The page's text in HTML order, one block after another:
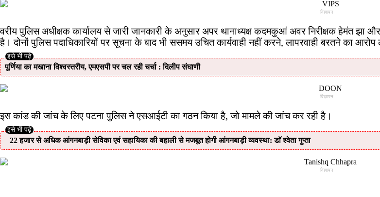
विज्ञापन
वरीय पुलिस अधीक्षक कार्यालय से जारी जानकारी के अनुसार अपर थानाध्यक्ष कदमकुआं अवर निरीक्षक हेमंत झा और
है। दोनों पुलिस पदाधिकारियों पर सूचना के बाद भी ससमय उचित कार्यवाही नहीं करने, लापरवाही बरतने का
पूर्णिया का मखाना विश्वस्तरीय, एमएसपी पर चल रही चर्चा : दिलीप संघाणी
विज्ञापन
इस कांड की जांच के लिए पटना पुलिस ने एसआईटी का गठन किया है, जो मामले की जांच कर रही है।
22 हजार से अधिक आंगनबाड़ी सेविका एवं सहायिका की बहाली से मजबूत होगी आंगनबाड़ी व्यवस्था: डाॅ श्वेता गुप्ता
विज्ञापन